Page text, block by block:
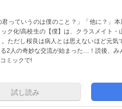
君っていうのは僕のこと？」「他に？」
ク化!高校生の【僕】は、クラスメイト・
ただし桜良は病人とは思えないほど元気
2人の奇妙な交流が始まった…！読後、み
ミックで!
試し読み